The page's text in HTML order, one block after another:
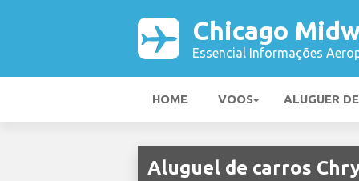
Chicago
Essencial Informações
HOME VOOS ALUGUER
Aluguel de carros